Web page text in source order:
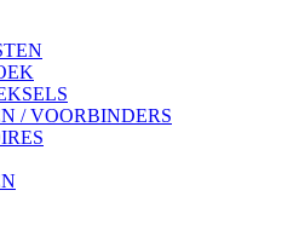
/ VOORBINDERS